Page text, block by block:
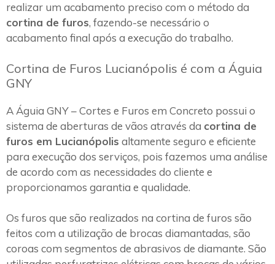
realizar um acabamento preciso com o método da
cortina de furos, fazendo-se necessário o
acabamento final após a execução do trabalho.
Cortina de Furos Lucianópolis é com a Águia
GNY
A Águia GNY – Cortes e Furos em Concreto possui o
sistema de aberturas de vãos através da cortina de
furos em Lucianópolis altamente seguro e eficiente
para execução dos serviços, pois fazemos uma análise
de acordo com as necessidades do cliente e
proporcionamos garantia e qualidade.
Os furos que são realizados na cortina de furos são
feitos com a utilização de brocas diamantadas, são
coroas com segmentos de abrasivos de diamante. São